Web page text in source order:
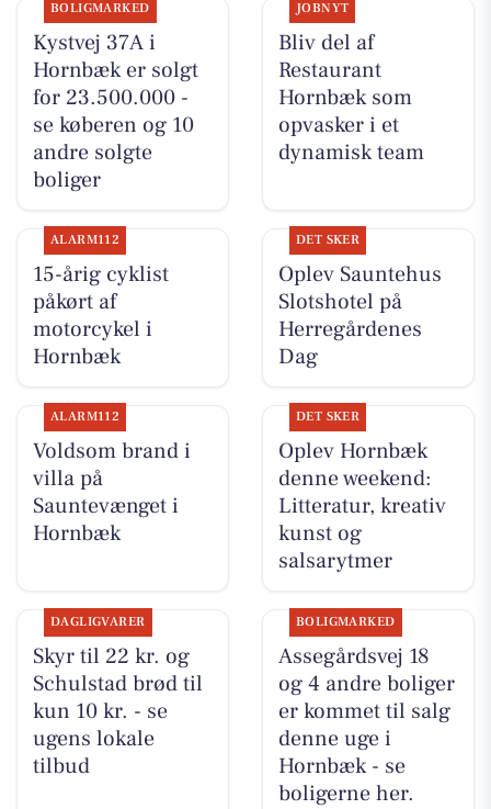
BOLIGMARKED
Kystvej 37A i
Hornbæk er solgt
for 23.500.000 -
se køberen og 10
andre solgte
boliger
JOBNYT
Bliv del af
Restaurant
Hornbæk som
opvasker i et
dynamisk team
ALARM112
15-årig cyklist
påkørt af
motorcykel i
Hornbæk
DET SKER
Oplev Sauntehus
Slotshotel på
Herregårdenes
Dag
ALARM112
Voldsom brand i
villa på
Sauntevænget i
Hornbæk
DET SKER
Oplev Hornbæk
denne weekend:
Litteratur, kreativ
kunst og
salsarytmer
DAGLIGVARER
Skyr til 22 kr. og
Schulstad brød til
kun 10 kr. - se
ugens lokale
tilbud
BOLIGMARKED
Assegårdsvej 18
og 4 andre boliger
er kommet til salg
denne uge i
Hornbæk - se
boligerne her.